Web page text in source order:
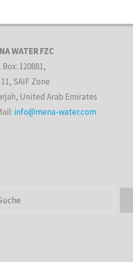
WATER FZC
Box: 120881,
SAIF Zone
United Arab Emirates
info@mena-water.com